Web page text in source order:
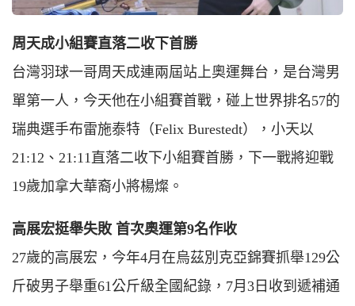
周天成小組賽直落二收下首勝
台灣羽球一哥周天成連兩屆站上奧運舞台，是台灣男
單第一人，今天他在小組賽首戰，碰上世界排名57的
瑞典選手布雷施泰特（Felix Burestedt），小天以
21:12、21:11直落二收下小組賽首勝，下一戰將迎戰
19歲加拿大華裔小將楊燦。
高展宏挺舉失敗 首次奧運第9名作收
27歲的高展宏，今年4月在烏茲別克亞錦賽抓舉129公
斤破男子舉重61公斤級全國紀錄，7月3日收到遞補通